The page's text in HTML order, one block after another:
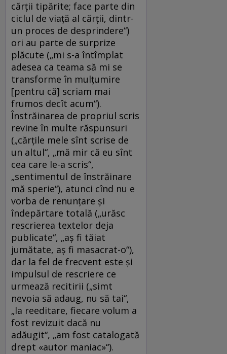
cărţii tipărite; face parte din
ciclul de viaţă al cărţii, dintr-
un proces de desprindere“)
ori au parte de surprize
plăcute („mi s-a întîmplat
adesea ca teama să mi se
transforme în mulţumire
[pentru că] scriam mai
frumos decît acum“).
Înstrăinarea de propriul scris
revine în multe răspunsuri
(„cărţile mele sînt scrise de
un altul“, „mă mir că eu sînt
cea care le-a scris“,
„sentimentul de înstrăinare
mă sperie“), atunci cînd nu e
vorba de renunţare şi
îndepărtare totală („urăsc
rescrierea textelor deja
publicate“, „aş fi tăiat
jumătate, aş fi masacrat-o“),
dar la fel de frecvent este şi
impulsul de rescriere ce
urmează recitirii („simt
nevoia să adaug, nu să tai“,
„la reeditare, fiecare volum a
fost revizuit dacă nu
adăugit“, „am fost catalogată
drept «autor maniac»“).